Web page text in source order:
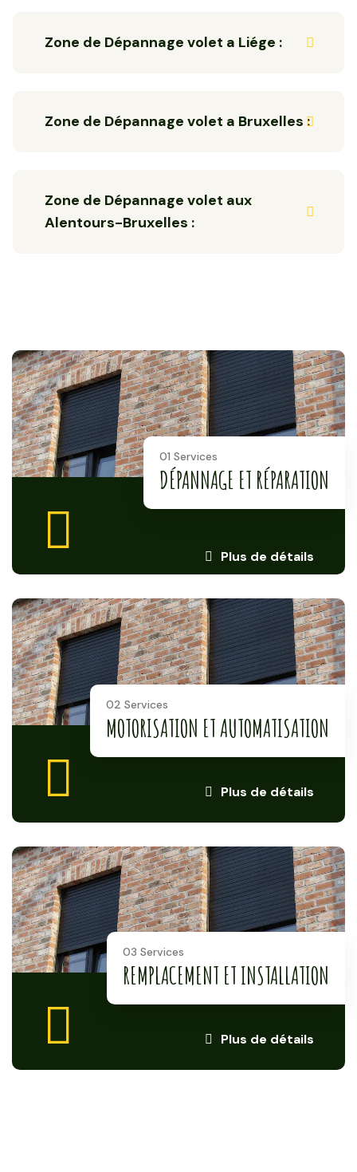
Zone de Dépannage volet a Liége :
Zone de Dépannage volet a Bruxelles :
Zone de Dépannage volet aux
Alentours-Bruxelles :
Plus de détails
01 Services
DÉPANNAGE ET RÉPARATION
Plus de détails
02 Services
MOTORISATION ET AUTOMATISATION
Plus de détails
03 Services
REMPLACEMENT ET INSTALLATION